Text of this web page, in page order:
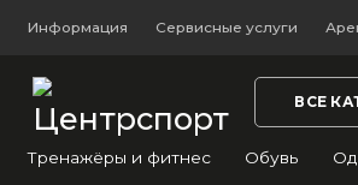
Информация Сервисные услуги
ВСЕ
Тренажёры и фитнес Обувь